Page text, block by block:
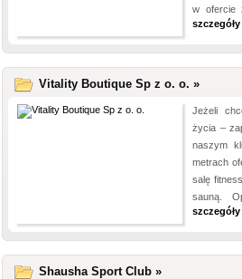
w ofercie
Vitality Boutique Sp z o. o. »
Jeżeli
życia –
naszym
metrach
salę
sauną.
Shausha Sport Club »